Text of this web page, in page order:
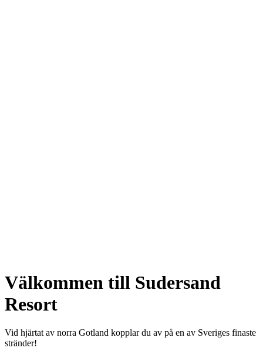
Välkommen till Sudersand
Resort
Vid hjärtat av norra Gotland kopplar du av på en av Sveriges finaste
stränder!